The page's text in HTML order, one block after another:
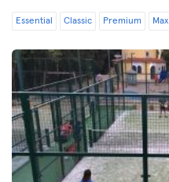
Essential Classic Premium Max